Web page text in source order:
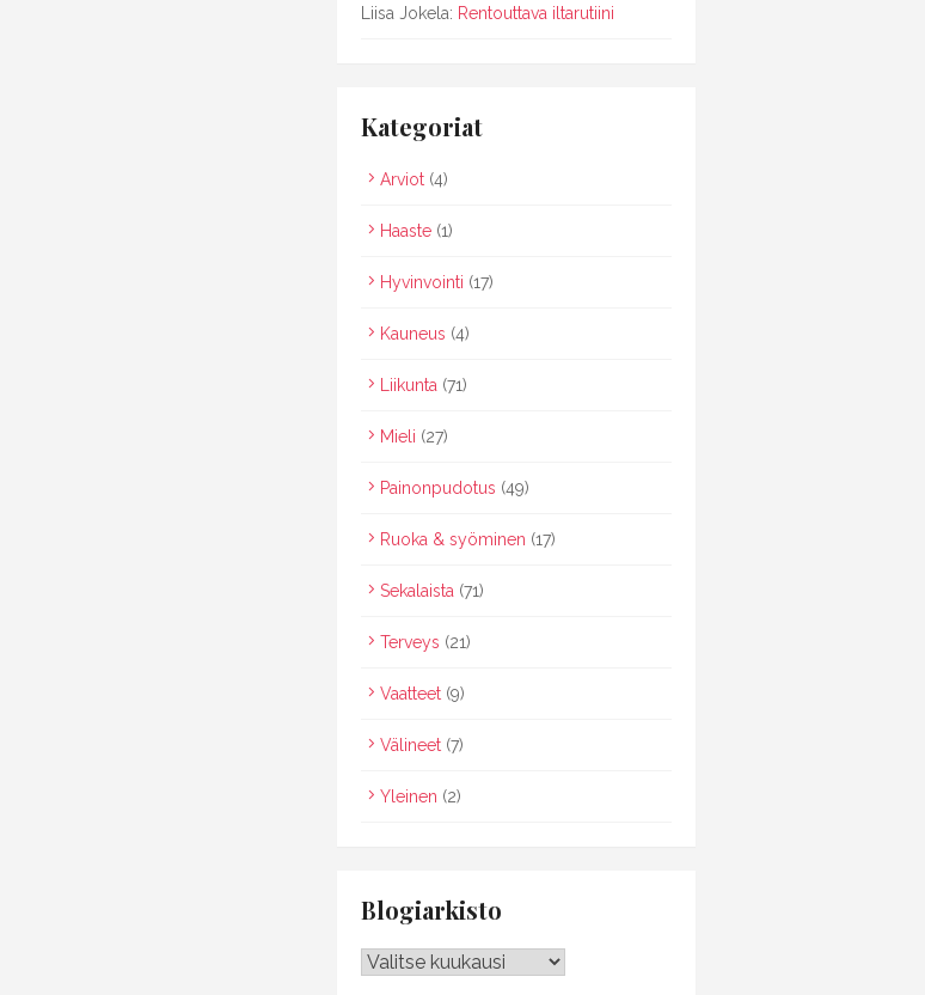
Liisa Jokela: Rentouttava iltarutiini
Kategoriat
Arviot (4)
Haaste (1)
Hyvinvointi (17)
Kauneus (4)
Liikunta (71)
Mieli (27)
Painonpudotus (49)
Ruoka & syöminen (17)
Sekalaista (71)
Terveys (21)
Vaatteet (9)
Välineet (7)
Yleinen (2)
Blogiarkisto
Blogiarkisto